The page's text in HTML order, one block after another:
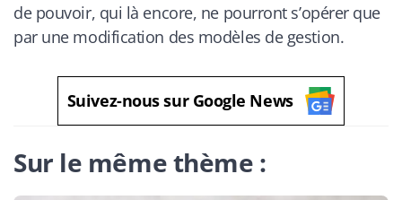
de pouvoir, qui là encore, ne pourront s’opérer que
par une modification des modèles de gestion.
Suivez-nous sur Google News
Sur le même thème :